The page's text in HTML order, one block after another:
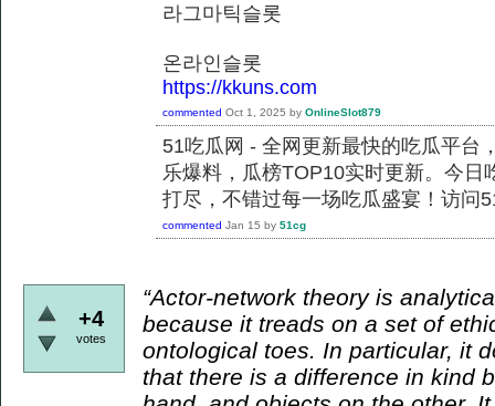
라그마틱슬롯
온라인슬롯
https://kkuns.com
commented Oct 1, 2025 by OnlineSlot879
51吃瓜网 - 全网更新最快的吃瓜平台
乐爆料，瓜榜TOP10实时更新。今
打尽，不错过每一场吃瓜盛宴！访问
commented Jan 15 by 51cg
+4
votes
“Actor-network theory is
because it treads on a set of
ontological toes. In particular, it
that there is a difference in kind